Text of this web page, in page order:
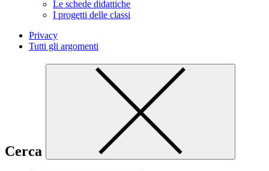
Le schede didattiche
I progetti delle classi
Privacy
Tutti gli argomenti
Cerca